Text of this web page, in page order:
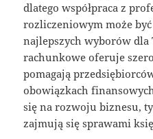
dlatego współpraca z
rozliczeniowym może
najlepszych wyborów
rachunkowe oferuje
pomagają
obowiązkach
się na rozwoju biznesu,
zajmują się sprawami